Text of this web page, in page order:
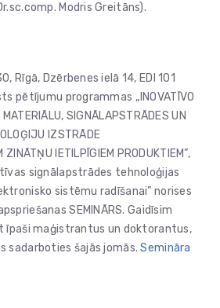
Modris Greitāns).
Rīgā, Dzērbenes ielā 14, EDI 101
pētījumu programmas „INOVATĪVO
MATERIĀLU, SIGNĀLAPSTRĀDES UN
IZSTRĀDE
ZINĀTŅU IETILPĪGIEM PRODUKTIEM”,
signālapstrādes tehnoloģijas
sistēmu radīšanai” norises
SEMINĀRS. Gaidīsim
īpaši maģistrantus un doktorantus,
sadarboties šajās jomās.Semināra